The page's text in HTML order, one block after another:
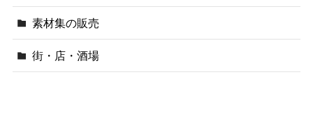
素材集の販売
街・店・酒場